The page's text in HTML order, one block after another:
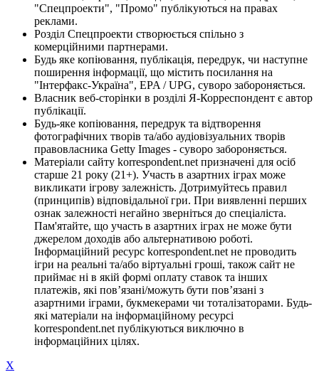
"Спецпроекти", "Промо" публікуються на правах
реклами.
Розділ Спецпроекти створюється спільно з
комерційними партнерами.
Будь яке копіювання, публікація, передрук, чи наступне
поширення інформації, що містить посилання на
"Інтерфакс-Україна", EPA / UPG, суворо забороняється.
Власник веб-сторінки в розділі Я-Корреспондент є автор
публікації.
Будь-яке копіювання, передрук та відтворення
фотографічних творів та/або аудіовізуальних творів
правовласника Getty Images - суворо забороняється.
Матеріали сайту korrespondent.net призначені для осіб
старше 21 року (21+). Участь в азартних іграх може
викликати ігрову залежність. Дотримуйтесь правил
(принципів) відповідальної гри. При виявленні перших
ознак залежності негайно зверніться до спеціаліста.
Пам'ятайте, що участь в азартних іграх не може бути
джерелом доходів або альтернативою роботі.
Інформаційний ресурс korrespondent.net не проводить
ігри на реальні та/або віртуальні гроші, також сайт не
приймає ні в якій формі оплату ставок та інших
платежів, які пов’язані/можуть бути пов’язані з
азартними іграми, букмекерами чи тоталізаторами. Будь-
які матеріали на інформаційному ресурсі
korrespondent.net публікуються виключно в
інформаційних цілях.
X